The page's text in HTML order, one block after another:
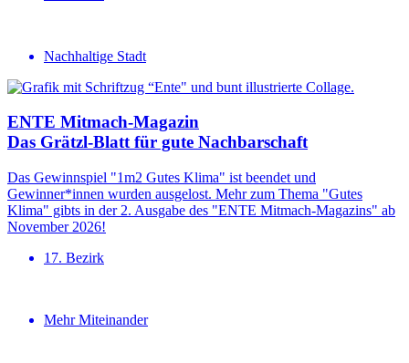
Nachhaltige Stadt
ENTE Mitmach-Magazin
Das Grätzl-Blatt für gute Nachbar­schaft
Das Gewinnspiel "1m2 Gutes Klima" ist beendet und
Gewinner*innen wurden ausgelost. Mehr zum Thema "Gutes
Klima" gibts in der 2. Ausgabe des "ENTE Mitmach-Magazins" ab
November 2026!
17. Bezirk
Mehr Miteinander